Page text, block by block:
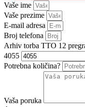
Vaše ime
Vaše prezime
E-mail adresa
Broj telefona
Arhiv torba TTO 12
4055
Potrebna količina?
Vaša poruka